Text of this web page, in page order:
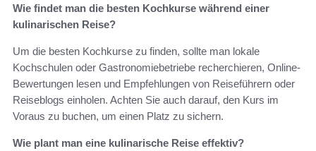
Wie findet man die besten Kochkurse während einer
kulinarischen Reise?
Um die besten Kochkurse zu finden, sollte man lokale
Kochschulen oder Gastronomiebetriebe recherchieren, Online-
Bewertungen lesen und Empfehlungen von Reiseführern oder
Reiseblogs einholen. Achten Sie auch darauf, den Kurs im
Voraus zu buchen, um einen Platz zu sichern.
Wie plant man eine kulinarische Reise effektiv?